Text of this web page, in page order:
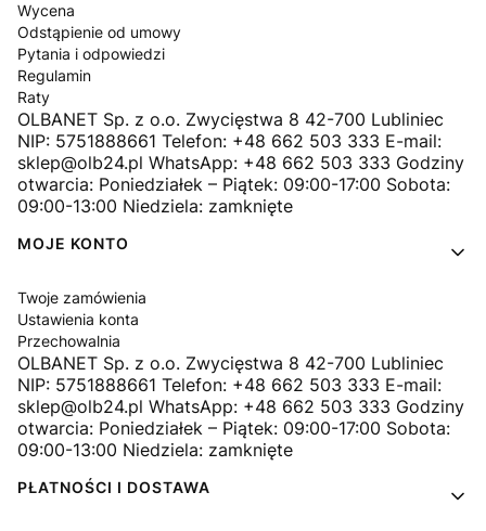
Wycena
Odstąpienie od umowy
Pytania i odpowiedzi
Regulamin
Raty
OLBANET Sp. z o.o. Zwycięstwa 8 42-700 Lubliniec
NIP: 5751888661 Telefon: +48 662 503 333 E-mail:
sklep@olb24.pl WhatsApp: +48 662 503 333 Godziny
otwarcia: Poniedziałek – Piątek: 09:00-17:00 Sobota:
09:00-13:00 Niedziela: zamknięte
MOJE KONTO
Twoje zamówienia
Ustawienia konta
Przechowalnia
OLBANET Sp. z o.o. Zwycięstwa 8 42-700 Lubliniec
NIP: 5751888661 Telefon: +48 662 503 333 E-mail:
sklep@olb24.pl WhatsApp: +48 662 503 333 Godziny
otwarcia: Poniedziałek – Piątek: 09:00-17:00 Sobota:
09:00-13:00 Niedziela: zamknięte
PŁATNOŚCI I DOSTAWA